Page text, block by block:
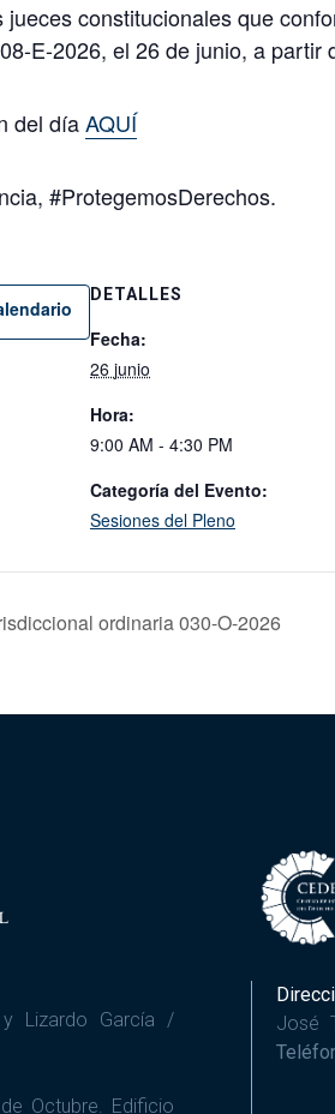
jueces constitucionales que
E-2026, el 26 de junio, a partir
del díaAQUÍ
#ProtegemosDerechos.
DETALLES
Fecha:
26 junio
Hora:
9:00 AM - 4:30 PM
Categoría del Evento:
Sesiones del Pleno
ordinaria 030-O-2026
Lizardo García /
Octubre. Edificio
José